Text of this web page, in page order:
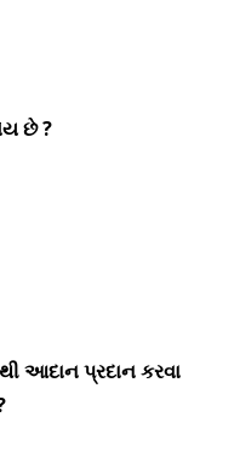
છે ?
આદાન પ્રદાન કરવા